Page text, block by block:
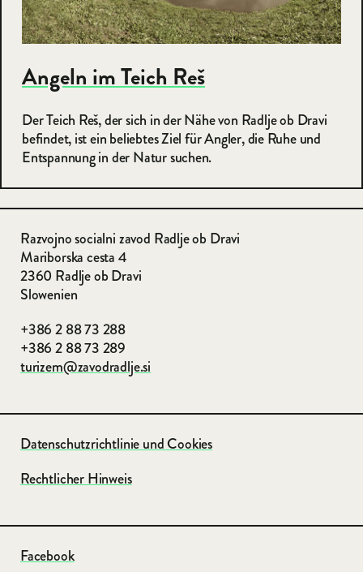
Angeln im Teich Reš
Der Teich Reš, der sich in der Nähe von Radlje ob Dravi
befindet, ist ein beliebtes Ziel für Angler, die Ruhe und
Entspannung in der Natur suchen.
Razvojno socialni zavod Radlje ob Dravi
Mariborska cesta 4
2360 Radlje ob Dravi
Slowenien
+386 2 88 73 288
+386 2 88 73 289
turizem@zavodradlje.si
Datenschutzrichtlinie und Cookies
Rechtlicher Hinweis
Facebook